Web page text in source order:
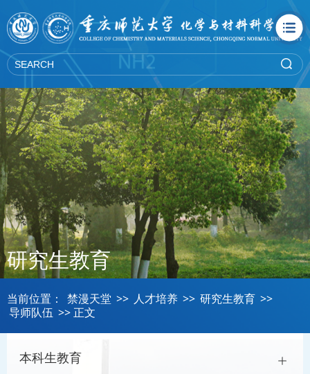
禁漫天堂
研究生教育
当前位置： 禁漫天堂 >> 人才培养 >> 研究生教育 >>
导师队伍 >> 正文
本科生教育